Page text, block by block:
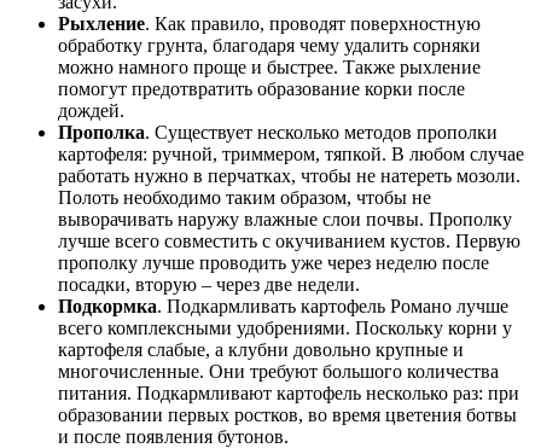
Рыхление. Как правило, проводят поверхностную
обработку грунта, благодаря чему удалить сорняки
можно намного проще и быстрее. Также рыхление
помогут предотвратить образование корки после
дождей.
Прополка. Существует несколько методов прополки
картофеля: ручной, триммером, тяпкой. В любом случае
работать нужно в перчатках, чтобы не натереть мозоли.
Полоть необходимо таким образом, чтобы не
выворачивать наружу влажные слои почвы. Прополку
лучше всего совместить с окучиванием кустов. Первую
прополку лучше проводить уже через неделю после
посадки, вторую – через две недели.
Подкормка. Подкармливать картофель Романо лучше
всего комплексными удобрениями. Поскольку корни у
картофеля слабые, а клубни довольно крупные и
многочисленные. Они требуют большого количества
питания. Подкармливают картофель несколько раз: при
образовании первых ростков, во время цветения ботвы
и после появления бутонов.